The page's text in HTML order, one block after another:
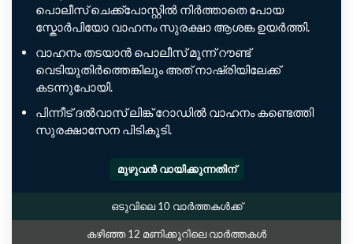
പൊലീസ് ചെക്ക്പോസ്റ്റിൽ നിർത്താതെ പോയ
സ്കോർപിയോ വാഹനം സുരക്ഷാ ആശങ്ക ഉയർത്തി.
വാഹനം തടയാൻ പൊലീസ് മൂന്ന് റൗണ്ട്
വെടിയുതിർത്തെങ്കിലും അത് നാഷ്രിയിലേക്ക്
കടന്നുപോയി.
പിന്നീട് ദൽവാസ് ലിങ്ക് റോഡിൽ വാഹനം കണ്ടെത്തി
സുരക്ഷാസേന പിടികൂടി.
മുഴുവൻ വായിക്കുന്നതിന്
ഒടുവിലെ 10 വാർത്തകൾക്ക്
കഴിഞ്ഞ 12 മണിക്കൂറിലെ വാർത്തകൾ